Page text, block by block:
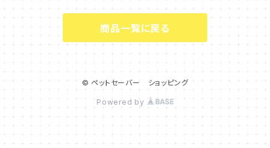
商品一覧に戻る
© ペットセーバー ショッピング
Powered by